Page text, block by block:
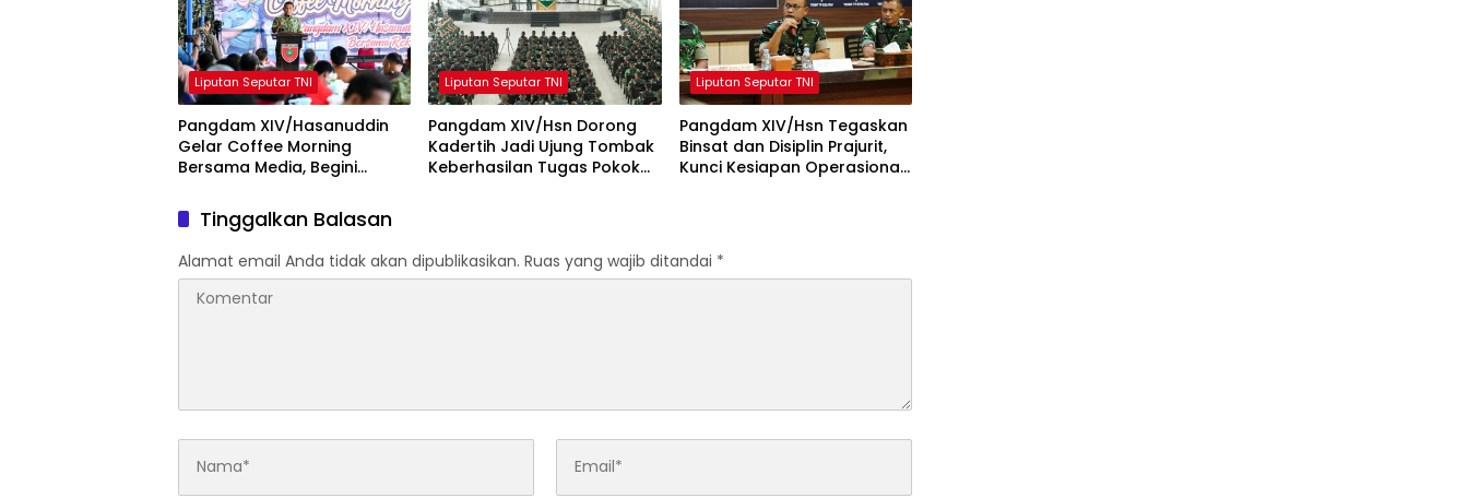
Liputan Seputar TNI
Pangdam XIV/Hasanuddin
Gelar Coffee Morning
Bersama Media, Begini
Liputan Seputar TNI
Pangdam XIV/Hsn Dorong
Kadertih Jadi Ujung Tombak
Keberhasilan Tugas Pokok
Liputan Seputar TNI
Pangdam XIV/Hsn Tegaskan
Binsat dan Disiplin Prajurit,
Kunci Kesiapan Operasional
Tinggalkan Balasan
Alamat email Anda tidak akan dipublikasikan. Ruas yang wajib ditandai *